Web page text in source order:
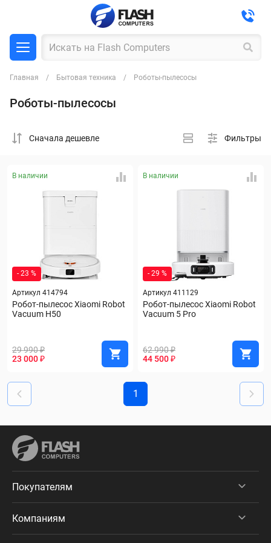
Главная Бытовая техника Роботы-пылесосы
Роботы-пылесосы
Cначала дешевле Фильтры
В наличии
- 23 %
Артикул 414794
Робот-пылесос Xiaomi Robot
Vacuum H50
29 990 ₽
23 000 ₽
В наличии
- 29 %
Артикул 411129
Робот-пылесос Xiaomi Robot
Vacuum 5 Pro
62 990 ₽
44 500 ₽
1
Покупателям
Компаниям